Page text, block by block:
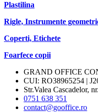
Plastilina
Rigle, Instrumente
Coperti, Etichete
Foarfece copii
GRAND OFFICE
CUI: RO38965254 |
Str.Valea Cascadelor,
0751 638 351
contact@gooffice.ro